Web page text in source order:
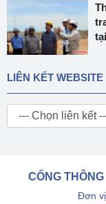
LIÊN KẾT WEBSITE
CỔNG
Đơn